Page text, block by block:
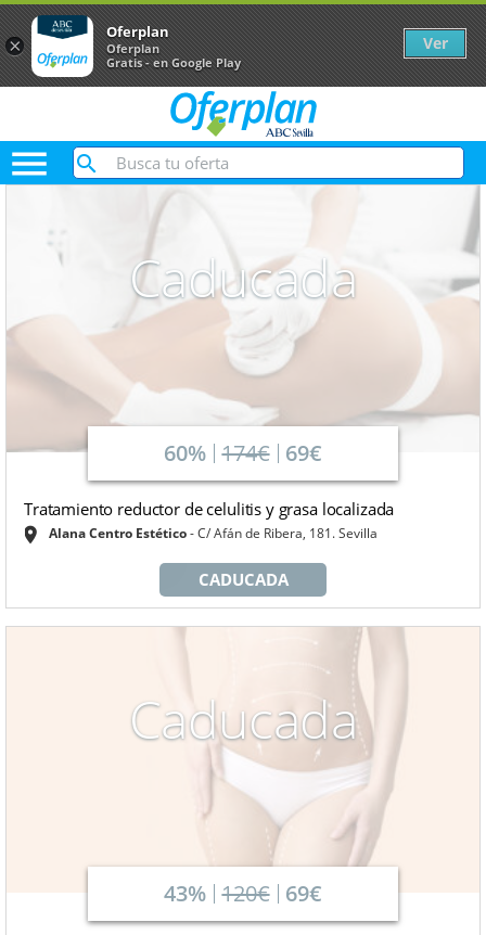

Caducada
60% 174€ 69€
Tratamiento reductor de celulitis y grasa localizada
Alana Centro Estético C/ Afán de Ribera, 181. Sevilla
CADUCADA
Caducada
43% 120€ 69€
×
Oferplan
Oferplan
Gratis - en Google Play
Ver